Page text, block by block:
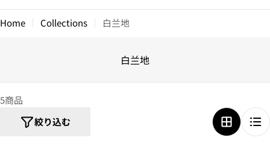
Home Collections 白兰地
白兰地
5商品
絞り込む